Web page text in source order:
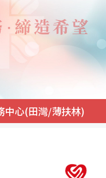
中心(田灣/薄扶林)